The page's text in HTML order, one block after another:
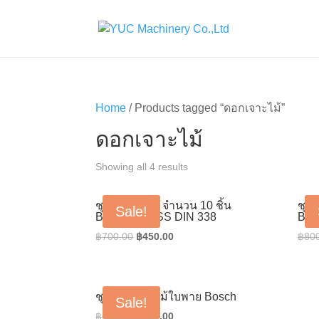
Home / Products tagged “ดอกเจาะไม้”
ดอกเจาะไม้
Showing all 4 results
Sale!
ชุดดอกสว่าน จำนวน 10 ชิ้น
Bosch รุ่น HSS DIN 338
฿700.00 Original
฿700.00.
฿450.00Current
ชุด
฿
Sale!
ชุดดอกเจาะไม้ใบพาย Bosch
฿630.00
Original
430.00Current